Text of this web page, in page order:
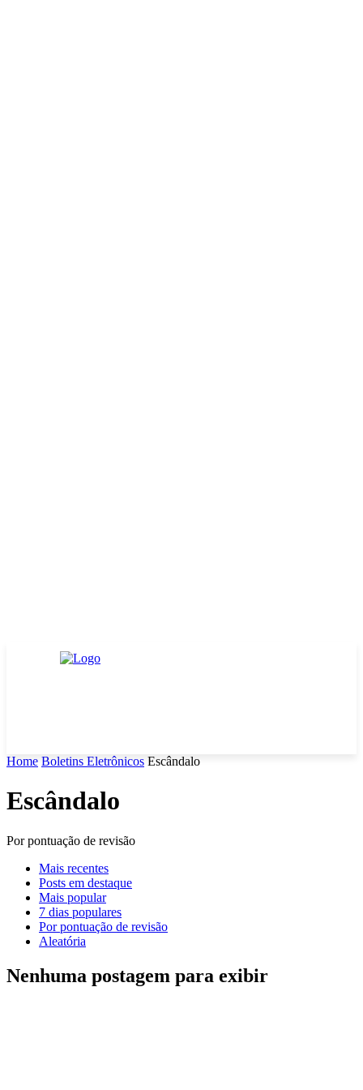
Home Boletins Eletrônicos Escândalo
Escândalo
Por pontuação de revisão
Mais recentes
Posts em destaque
Mais popular
7 dias populares
Por pontuação de revisão
Aleatória
Nenhuma postagem para exibir